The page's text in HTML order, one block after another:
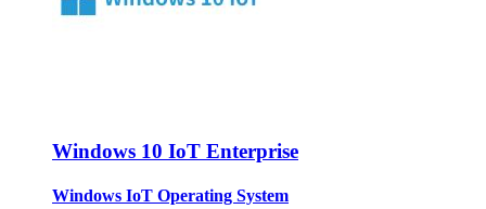
Windows 10 IoT Enterprise
Windows IoT Operating System